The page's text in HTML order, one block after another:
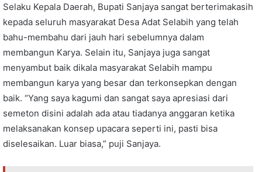
Selaku Kepala Daerah, Bupati Sanjaya sangat berterimakasih
kepada seluruh masyarakat Desa Adat Selabih yang telah
bahu-membahu dari jauh hari sebelumnya dalam
membangun Karya. Selain itu, Sanjaya juga sangat
menyambut baik dikala masyarakat Selabih mampu
membangun karya yang besar dan terkonsepkan dengan
baik. “Yang saya kagumi dan sangat saya apresiasi dari
semeton disini adalah ada atau tiadanya anggaran ketika
melaksanakan konsep upacara seperti ini, pasti bisa
diselesaikan. Luar biasa,” puji Sanjaya.